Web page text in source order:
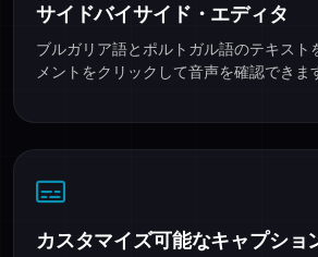
サイドバイサイド・エディタ
ブルガリア語とポルトガル語のテキスト
メントをクリックして音声を確認できま
カスタマイズ可能なキャプショ